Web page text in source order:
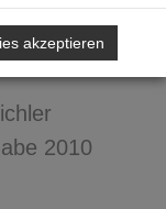
2010
akzeptieren